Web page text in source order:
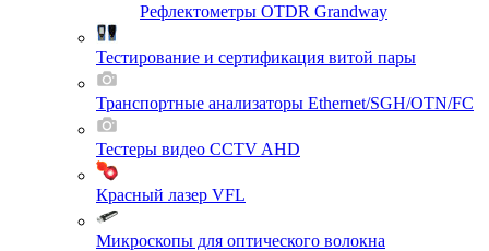
Рефлектометры OTDR Grandway
Тестирование и сертификация витой пары
Транспортные анализаторы Ethernet/SGH/OTN/FC
Тестеры видео CCTV AHD
Красный лазер VFL
Микроскопы для оптического волокна